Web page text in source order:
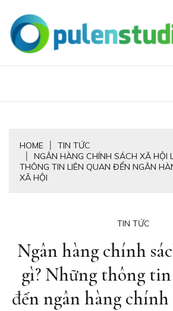
content
HOME
TIN TỨC
NGÂN HÀNG CHÍNH SÁCH XÃ HỘI
THÔNG TIN LIÊN QUAN ĐẾN NGÂN
XÃ HỘI
TIN TỨC
Ngân hàng chính
gì? Những thông
đến ngân hàng chính